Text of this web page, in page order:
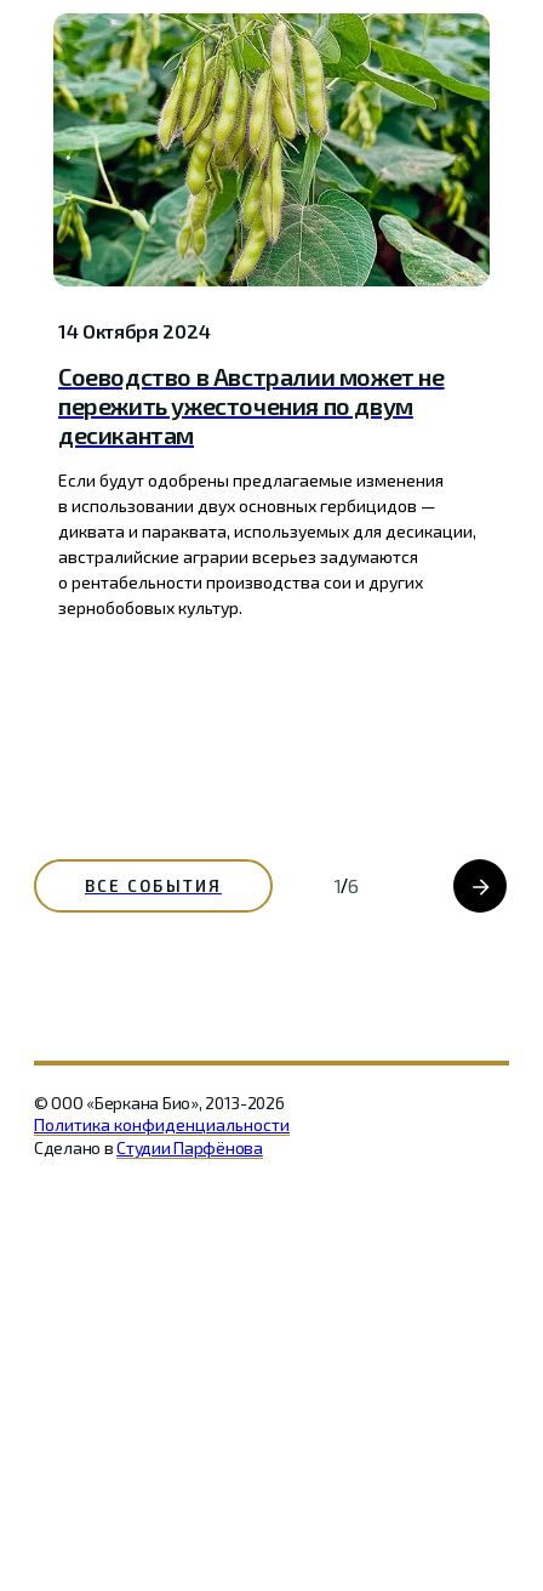
14 Октября 2024
Соеводство в Австралии может не
пережить ужесточения по двум
десикантам
Если будут одобрены предлагаемые изменения
в использовании двух основных гербицидов —
диквата и параквата, используемых для десикации,
австралийские аграрии всерьез задумаются
о рентабельности производства сои и других
зернобобовых культур.
ВСЕ СОБЫТИЯ 1/6
© ООО «Беркана Био», 2013-2026
Политика конфиденциальности
Сделано вСтудии Парфёнова